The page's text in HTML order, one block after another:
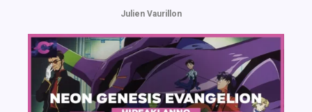
Julien Vaurillon